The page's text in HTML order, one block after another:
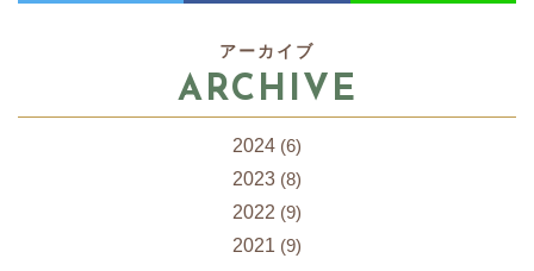
アーカイブ
ARCHIVE
2024 (6)
2023 (8)
2022 (9)
2021 (9)